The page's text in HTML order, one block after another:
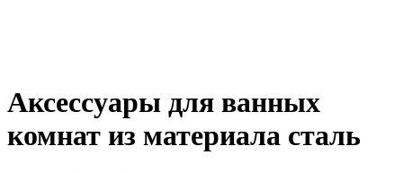
Аксессуары для ванных
комнат из материала сталь